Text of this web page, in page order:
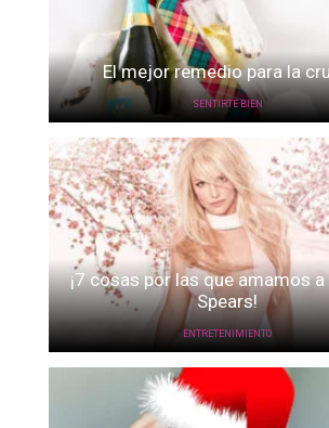
El mejor remedio para la
SENTIRTE BIEN
¡7 cosas por las que amamos a
Spears!
ENTRETENIMIENTO